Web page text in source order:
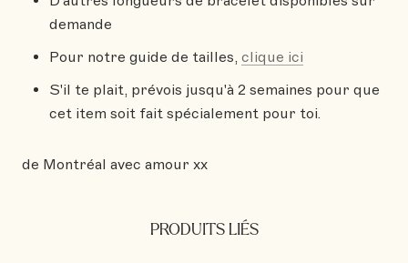
demande
Pour notre guide de tailles, clique ici
S'il te plait, prévois jusqu'à 2 semaines pour que
cet item soit fait spécialement pour toi.
de Montréal avec amour xx
PRODUITS LIÉS